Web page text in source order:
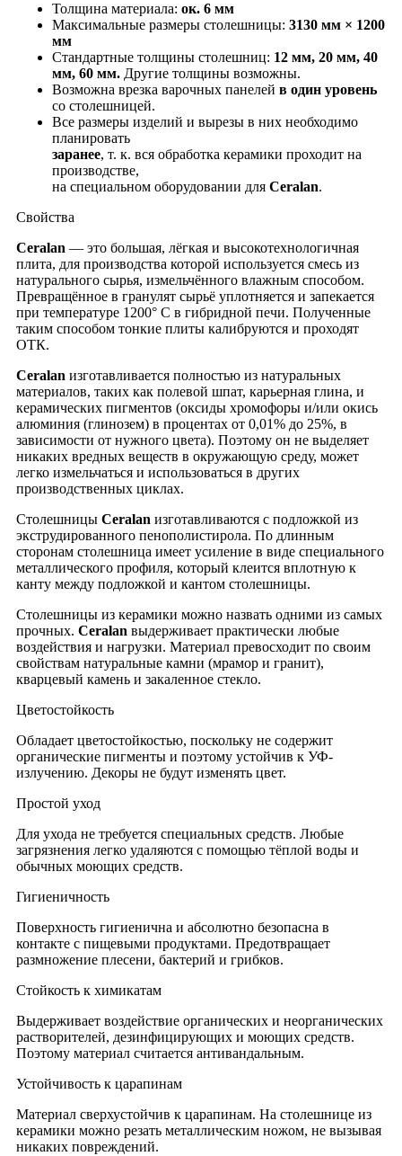
Толщина материала: ок. 6 мм
Максимальные размеры столешницы: 3130 мм × 1200
мм
Стандартные толщины столешниц: 12 мм, 20 мм, 40
мм, 60 мм. Другие толщины возможны.
Возможна врезка варочных панелей в один уровень
со столешницей.
Все размеры изделий и вырезы в них необходимо
планировать
заранее, т. к. вся обработка керамики проходит на
производстве,
на специальном оборудовании для Ceralan.
Свойства
Ceralan ― это большая, лёгкая и высокотехнологичная
плита, для производства которой используется смесь из
натурального сырья, измельчённого влажным способом.
Превращённое в гранулят сырьё уплотняется и запекается
при температуре 1200° С в гибридной печи. Полученные
таким способом тонкие плиты калибруются и проходят
ОТК.
Ceralan изготавливается полностью из натуральных
материалов, таких как полевой шпат, карьерная глина, и
керамических пигментов (оксиды хромофоры и/или окись
алюминия (глинозем) в процентах от 0,01% до 25%, в
зависимости от нужного цвета). Поэтому он не выделяет
никаких вредных веществ в окружающую среду, может
легко измельчаться и использоваться в других
производственных циклах.
Столешницы Ceralan изготавливаются с подложкой из
экструдированного пенополистирола. По длинным
сторонам столешница имеет усиление в виде специального
металлического профиля, который клеится вплотную к
канту между подложкой и кантом столешницы.
Столешницы из керамики можно назвать одними из самых
прочных. Ceralan выдерживает практически любые
воздействия и нагрузки. Материал превосходит по своим
свойствам натуральные камни (мрамор и гранит),
кварцевый камень и закаленное стекло.
Цветостойкость
Обладает цветостойкостью, поскольку не содержит
органические пигменты и поэтому устойчив к УФ-
излучению. Декоры не будут изменять цвет.
Простой уход
Для ухода не требуется специальных средств. Любые
загрязнения легко удаляются с помощью тёплой воды и
обычных моющих средств.
Гигиеничность
Поверхность гигиенична и абсолютно безопасна в
контакте с пищевыми продуктами. Предотвращает
размножение плесени, бактерий и грибков.
Стойкость к химикатам
Выдерживает воздействие органических и неорганических
растворителей, дезинфицирующих и моющих средств.
Поэтому материал считается антивандальным.
Устойчивость к царапинам
Материал сверхустойчив к царапинам. На столешнице из
керамики можно резать металлическим ножом, не вызывая
никаких повреждений.